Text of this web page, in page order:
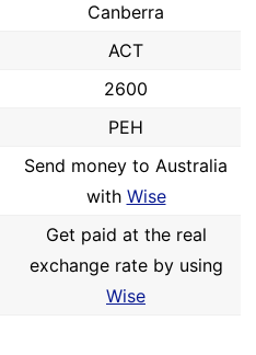
Canberra
ACT
2600
PEH
Send money to Australia
with Wise
Get paid at the real
exchange rate by using
Wise